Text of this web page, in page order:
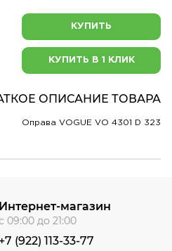
КУПИТЬ
КУПИТЬ В 1 КЛИК
ОПИСАНИЕ ТОВАРА
Оправа VOGUE VO 4301 D 323
Интернет-магазин
09:00 до 21:00
+7 (922) 113-33-77